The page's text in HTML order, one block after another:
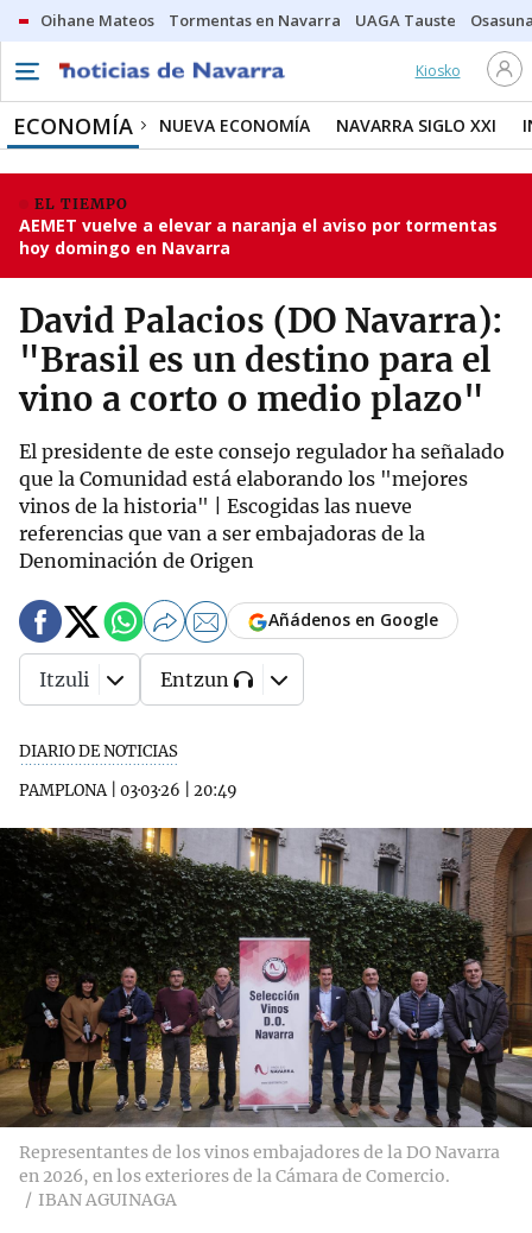
Oihane Mateos Tormentas en Navarra UAGA Tauste
Kiosko
ECONOMÍA NUEVA ECONOMÍA NAVARRA SIGLO XXI
EL TIEMPO
AEMET vuelve a elevar a naranja el aviso por tormentas
hoy domingo en Navarra
David Palacios (DO Navarra):
"Brasil es un destino para el
vino a corto o medio plazo"
El presidente de este consejo regulador ha señalado
que la Comunidad está elaborando los "mejores
vinos de la historia" | Escogidas las nueve
referencias que van a ser embajadoras de la
Denominación de Origen
DIARIO DE NOTICIAS
PAMPLONA| 03·03·26 20:49
Añádenos en Google
Itzuli Entzun
Representantes de los vinos embajadores de la DO Navarra
en 2026, en los exteriores de la Cámara de Comercio.
IBAN AGUINAGA